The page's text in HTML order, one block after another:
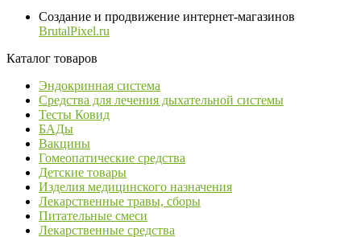
Создание и продвижение интернет-магазинов
BrutalPixel.ru
Каталог товаров
Эндокринная система
Средства для лечения дыхательной системы
Тесты Ковид
БАДы
Вакцины
Гомеопатические средства
Детские товары
Изделия медицинского назначения
Лекарственные травы, сборы
Питательные смеси
Лекарственные средства